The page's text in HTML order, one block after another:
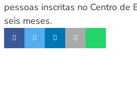
pessoas inscritas no Centro de
seis meses.